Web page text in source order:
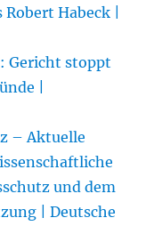
Habeck |
Gericht stoppt
|
– Aktuelle
und dem
| Deutsche